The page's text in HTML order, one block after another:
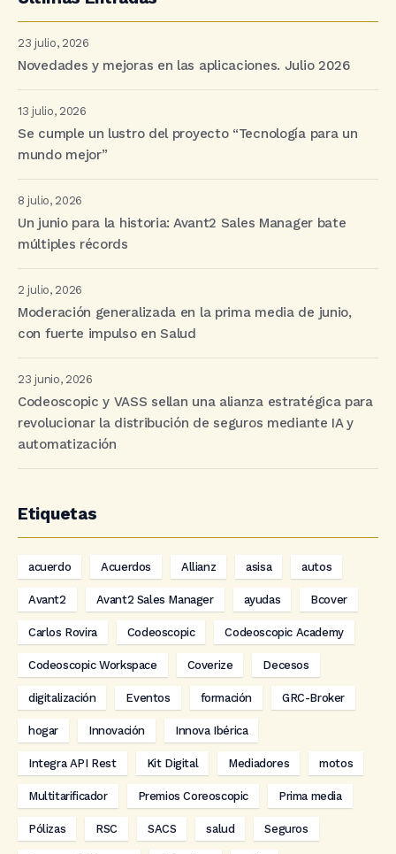
23 julio, 2026
Novedades y mejoras en las aplicaciones. Julio 2026
13 julio, 2026
Se cumple un lustro del proyecto “Tecnología para un
mundo mejor”
8 julio, 2026
Un junio para la historia: Avant2 Sales Manager bate
múltiples récords
2 julio, 2026
Moderación generalizada en la prima media de junio,
con fuerte impulso en Salud
23 junio, 2026
Codeoscopic y VASS sellan una alianza estratégica para
revolucionar la distribución de seguros mediante IA y
automatización
Etiquetas
acuerdo Acuerdos Allianz asisa autos
Avant2 Avant2 Sales Manager ayudas Bcover
Carlos Rovira Codeoscopic Codeoscopic Academy
Codeoscopic Workspace Coverize Decesos
digitalización Eventos formación GRC-Broker
hogar Innovación Innova Ibérica
Integra API Rest Kit Digital Mediadores motos
Multitarificador Premios Coreoscopic Prima media
Pólizas RSC SACS salud Seguros